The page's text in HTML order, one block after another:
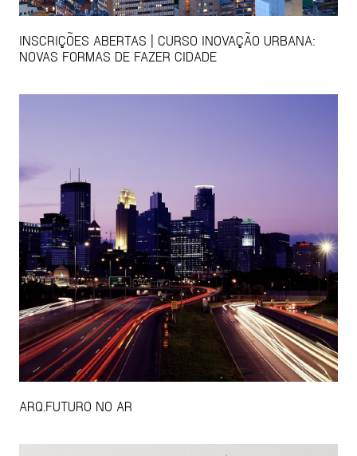
INSCRIÇÕES ABERTAS | CURSO INOVAÇÃO URBANA:
NOVAS FORMAS DE FAZER CIDADE
ARQ.FUTURO NO AR